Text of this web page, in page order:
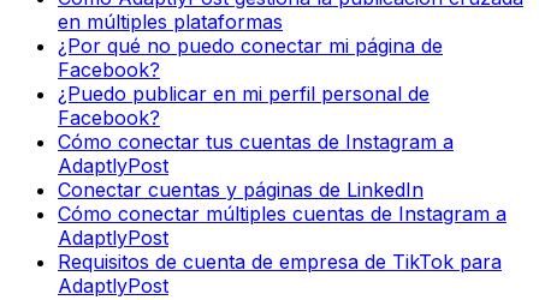
en múltiples plataformas
¿Por qué no puedo conectar mi página de
Facebook?
¿Puedo publicar en mi perfil personal de
Facebook?
Cómo conectar tus cuentas de Instagram a
AdaptlyPost
Conectar cuentas y páginas de LinkedIn
Cómo conectar múltiples cuentas de Instagram a
AdaptlyPost
Requisitos de cuenta de empresa de TikTok para
AdaptlyPost